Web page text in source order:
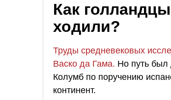
Как
ходили?
Труды средневековых
Васко да Гама. Но путь был
Колумб по поручению
континент.